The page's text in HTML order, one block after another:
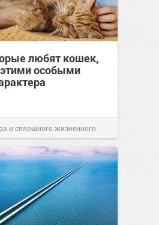
любят кошек,
особыми
и сплошного жизненного
Сегодня